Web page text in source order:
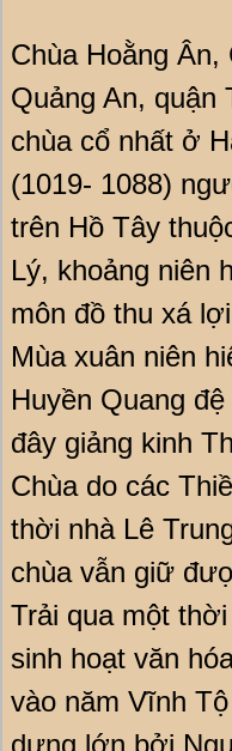
Chùa Hoằng
Quảng An, quận
chùa cổ nhất ở
(1019- 1088)
trên Hồ Tây
Lý, khoảng niên
môn đồ thu xá
Mùa xuân niên
Huyền Quang
đây giảng kinh
Chùa do các
thời nhà Lê
chùa vẫn giữ
Trải qua một
sinh hoạt văn
vào năm Vĩnh
dựng lớn bởi